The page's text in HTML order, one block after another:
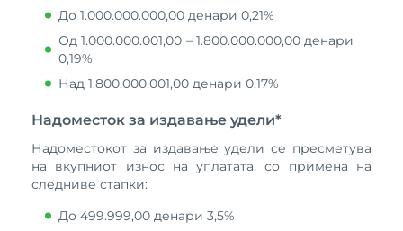
До 1.000.000.000,00 денари 0,21%
Од 1.000.000.001,00 – 1.800.000.000,00 денари
0,19%
Над 1.800.000.001,00 денари 0,17%
Надоместок за издавање удели*
Надоместокот за издавање удели се пресметува
на вкупниот износ на уплатата, со примена на
следниве стапки:
До 499.999,00 денари 3,5%